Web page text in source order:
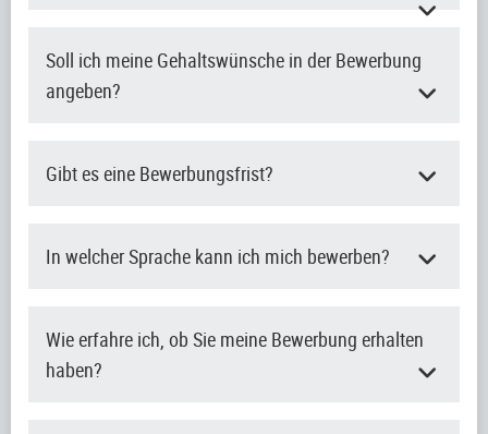
Soll ich meine Gehaltswünsche in der Bewerbung
angeben?
Gibt es eine Bewerbungsfrist?
In welcher Sprache kann ich mich bewerben?
Wie erfahre ich, ob Sie meine Bewerbung erhalten
haben?